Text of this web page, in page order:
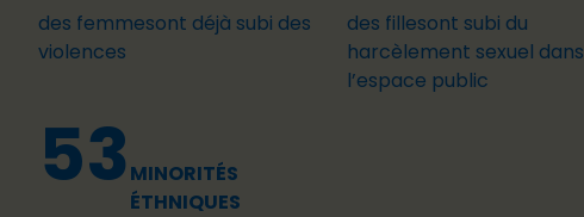
des femmesont déjà subi des
violences
des fillesont subi du
harcèlement sexuel dans
l’espace public
53MINORITÉS
ÉTHNIQUES